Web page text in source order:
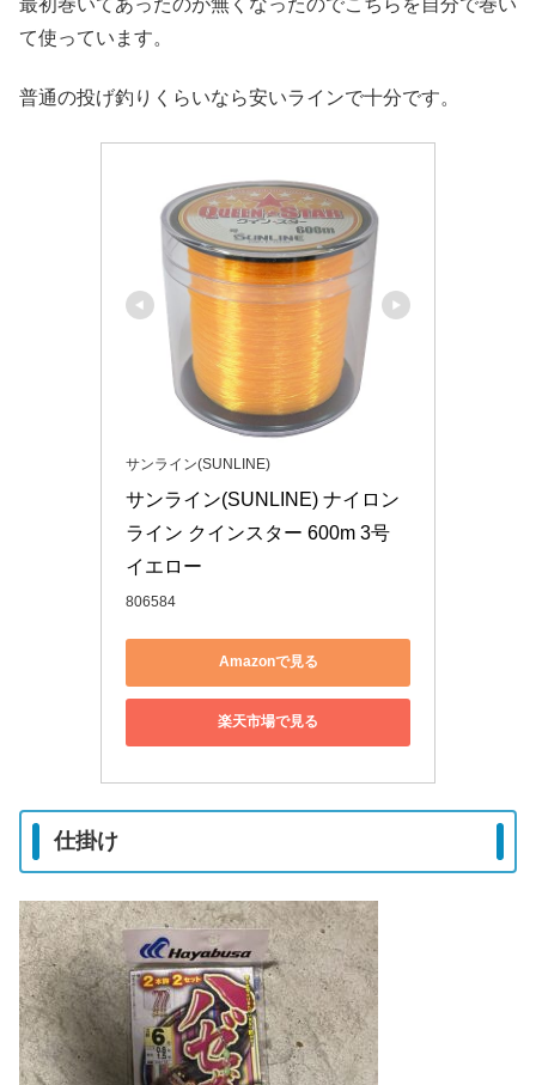
て使っています。
普通の投げ釣りくらいなら安いラインで十分です。
サンライン(SUNLINE)
サンライン(SUNLINE) ナイロン
ライン クインスター 600m 3号
イエロー
806584
Amazonで見る
楽天市場で見る
仕掛け